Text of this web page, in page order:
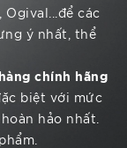
Ogival...để các
ý nhất, thể
chính hãng
biệt với mức
hảo nhất.